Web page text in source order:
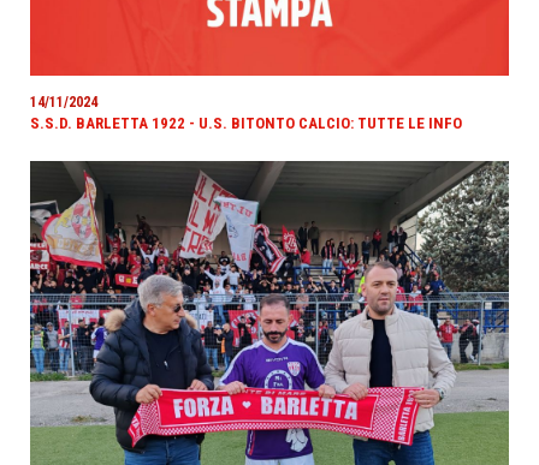
14/11/2024
S.S.D. BARLETTA 1922 - U.S. BITONTO CALCIO: TUTTE LE INFO